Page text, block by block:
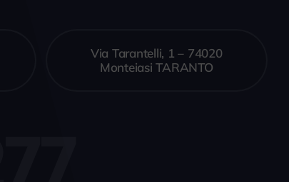
Via Tarantelli, 1 – 74020
Monteiasi TARANTO